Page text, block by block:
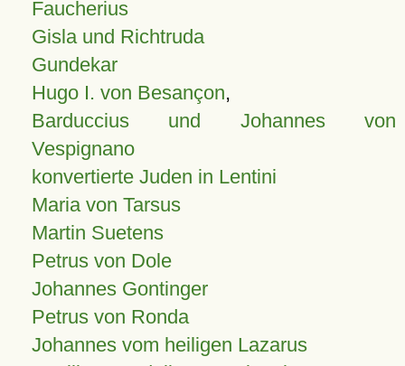
Faucherius
Gisla und Richtruda
Gundekar
Hugo I. von Besançon,
Barduccius und Johannes von
Vespignano
konvertierte Juden in Lentini
Maria von Tarsus
Martin Suetens
Petrus von Dole
Johannes Gontinger
Petrus von Ronda
Johannes vom heiligen Lazarus